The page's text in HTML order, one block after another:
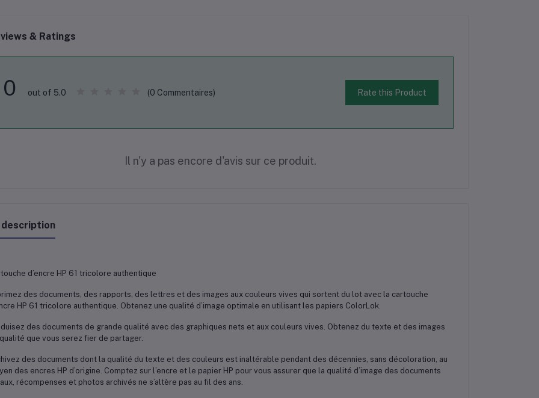
& Ratings
0 out of 5.0 (0 Commentaires) Rate this Product
Il n'y a pas encore d'avis sur ce produit.
description
d’encre HP 61 tricolore authentique
des documents, des rapports, des lettres et des images aux couleurs vives qui sortent du lot avec la cartouche
HP 61 tricolore authentique. Obtenez une qualité d’image optimale en utilisant les papiers ColorLok.
des documents de grande qualité avec des graphiques nets et aux couleurs vives. Obtenez du texte et des images
que vous serez fier de partager.
des documents dont la qualité du texte et des couleurs est inaltérable pendant des décennies, sans décoloration, au
des encres HP d’origine. Comptez sur l’encre et le papier HP pour vous assurer que la qualité d’image des documents
récompenses et photos archivés ne s’altère pas au fil des ans.